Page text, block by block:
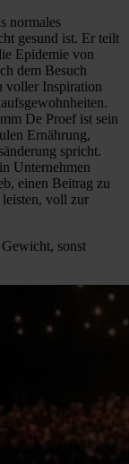
normales
gesund ist. Er teilt
Epidemie von
dem Besuch
voller Inspiration
De Proef ist sein
Ernährung,
spricht.
Unternehmen
einen Beitrag zu
leisten, voll zur
sonst